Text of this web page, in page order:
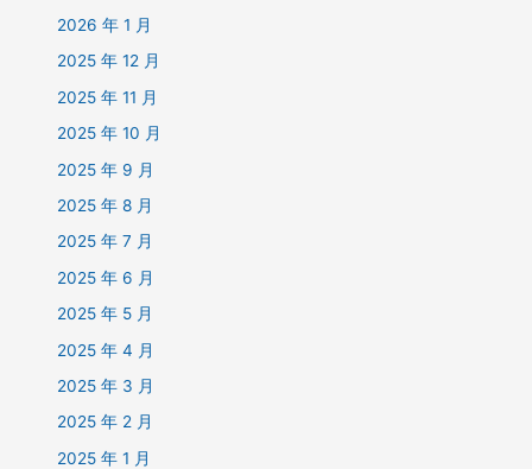
2026 年 1 月
2025 年 12 月
2025 年 11 月
2025 年 10 月
2025 年 9 月
2025 年 8 月
2025 年 7 月
2025 年 6 月
2025 年 5 月
2025 年 4 月
2025 年 3 月
2025 年 2 月
2025 年 1 月